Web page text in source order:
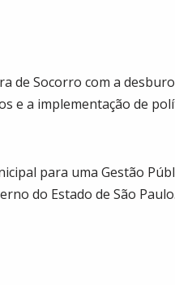
Socorro com a
e a implementação de
para uma Gestão
do Estado de São Paulo.